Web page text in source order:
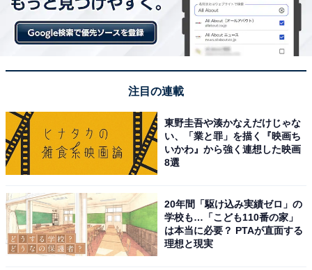
注目の連載
東野圭吾や湊かなえだけじゃな
い、「業と罪」を描く『映画ち
いかわ』から強く連想した映画
8選
20年間「駆け込み実績ゼロ」の
学校も…「こども110番の家」
は本当に必要？ PTAが直面する
理想と現実